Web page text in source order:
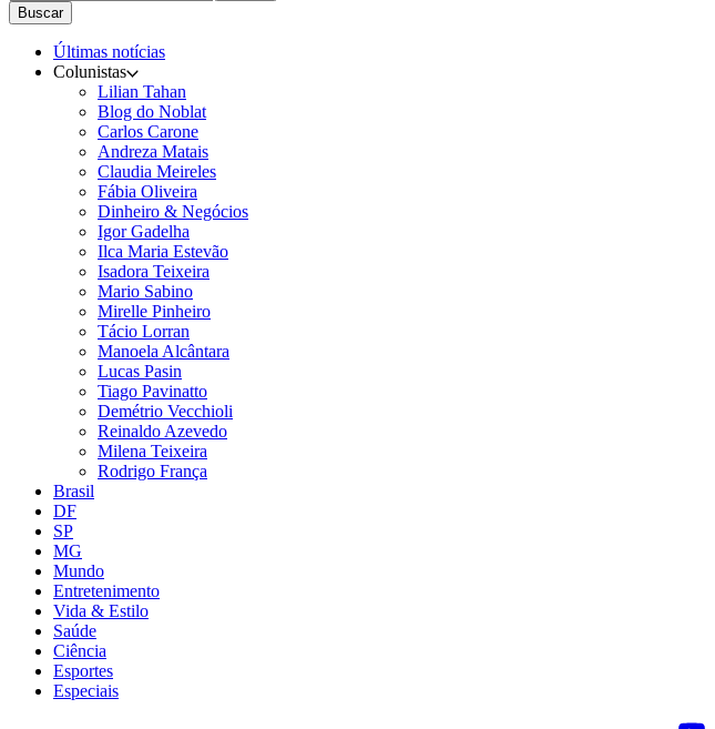
Buscar
Últimas notícias
Colunistas
Lilian Tahan
Blog do Noblat
Carlos Carone
Andreza Matais
Claudia Meireles
Fábia Oliveira
Dinheiro & Negócios
Igor Gadelha
Ilca Maria Estevão
Isadora Teixeira
Mario Sabino
Mirelle Pinheiro
Tácio Lorran
Manoela Alcântara
Lucas Pasin
Tiago Pavinatto
Demétrio Vecchioli
Reinaldo Azevedo
Milena Teixeira
Rodrigo França
Brasil
DF
SP
MG
Mundo
Entretenimento
Vida & Estilo
Saúde
Ciência
Esportes
Especiais